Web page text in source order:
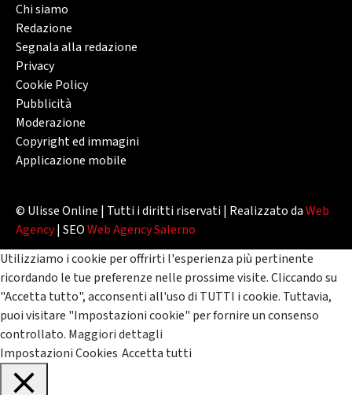
Chi siamo
Redazione
Segnala alla redazione
Privacy
Cookie Policy
Pubblicità
Moderazione
Copyright ed immagini
Applicazione mobile
© Ulisse Online | Tutti i diritti riservati | Realizzato daWeb
Agency| SEOWeb Agency Salerno
Utilizziamo i cookie per offrirti l'esperienza più pertinente
ricordando le tue preferenze nelle prossime visite. Cliccando su
"Accetta tutto", acconsenti all'uso di TUTTI i cookie. Tuttavia,
puoi visitare "Impostazioni cookie" per fornire un consenso
controllato. Maggiori dettagli
Impostazioni Cookies Accetta tutti